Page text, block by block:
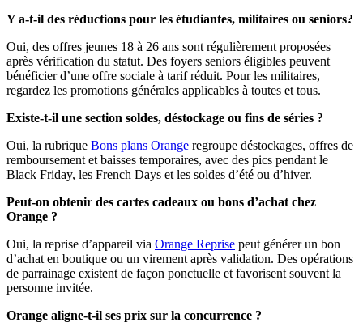
Y a-t-il des réductions pour les étudiantes, militaires ou seniors?
Oui, des offres jeunes 18 à 26 ans sont régulièrement proposées
après vérification du statut. Des foyers seniors éligibles peuvent
bénéficier d’une offre sociale à tarif réduit. Pour les militaires,
regardez les promotions générales applicables à toutes et tous.
Existe-t-il une section soldes, déstockage ou fins de séries ?
Oui, la rubrique Bons plans Orange regroupe déstockages, offres de
remboursement et baisses temporaires, avec des pics pendant le
Black Friday, les French Days et les soldes d’été ou d’hiver.
Peut-on obtenir des cartes cadeaux ou bons d’achat chez
Orange ?
Oui, la reprise d’appareil via Orange Reprise peut générer un bon
d’achat en boutique ou un virement après validation. Des opérations
de parrainage existent de façon ponctuelle et favorisent souvent la
personne invitée.
Orange aligne-t-il ses prix sur la concurrence ?